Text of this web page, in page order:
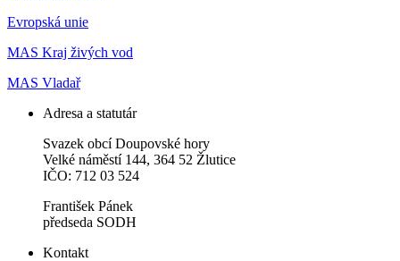
Evropská unie
MAS Kraj živých vod
MAS Vladař
Adresa a statutár
Svazek obcí Doupovské hory
Velké náměstí 144, 364 52 Žlutice
IČO: 712 03 524
František Pánek
předseda SODH
Kontakt